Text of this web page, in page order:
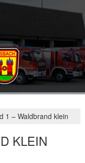
1 – Waldbrand klein
KLEIN